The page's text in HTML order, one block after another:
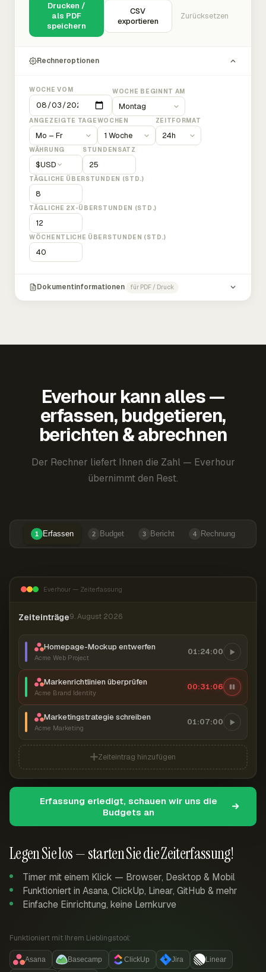
Drucken /
als PDF
speichern
CSV
exportieren
Zurücksetzen
Rechneroptionen
WOCHE VOM WOCHE BEGINNT AM
ANGEZEIGTE TAGEWOCHEN ZEITFORMAT
WÄHRUNG
$USD
STUNDENSATZ
TÄGLICHE ÜBERSTUNDEN (STD.)
TÄGLICHE 2X-ÜBERSTUNDEN (STD.)
WÖCHENTLICHE ÜBERSTUNDEN (STD.)
Dokumentinformationen für PDF / Druck
Everhour kann alles —
erfassen, budgetieren,
berichten & abrechnen
Der Rechner liefert Ihnen die Zahl — Everhour
übernimmt den Rest.
1 Erfassen 2 Budget 3 Bericht 4 Rechnung
Legen Sie los — starten Sie die Zeiterfassung!
Timer mit einem Klick — Browser, Desktop & Mobil
Funktioniert in Asana, ClickUp, Linear, GitHub & mehr
Einfache Einrichtung, keine Lernkurve
Funktioniert mit Ihrem Lieblingstool:
Asana Basecamp ClickUp Jira Linear
Everhour — Zeiterfassung
Zeiteinträge9. August 2026
Homepage-Mockup entwerfen
Acme Web Project
01:24:00
Markenrichtlinien überprüfen
Acme Brand Identity
00:31:07
Marketingstrategie schreiben
Acme Marketing
01:07:00
Zeiteintrag hinzufügen
Erfassung erledigt, schauen wir uns die
Budgets an